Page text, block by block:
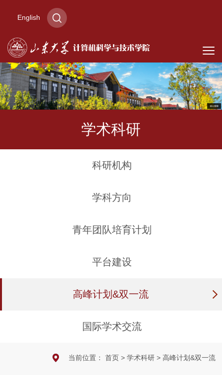
English
学术科研
科研机构
学科方向
青年团队培育计划
平台建设
高峰计划&双一流
国际学术交流
当前位置： 首页> 学术科研> 高峰计划&双一流